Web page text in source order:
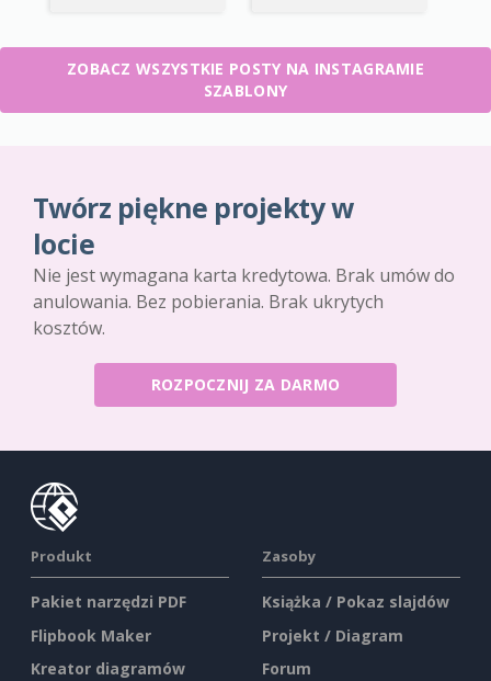
ZOBACZ WSZYSTKIE POSTY NA INSTAGRAMIE
SZABLONY
Twórz piękne projekty w
locie
Nie jest wymagana karta kredytowa. Brak umów do
anulowania. Bez pobierania. Brak ukrytych
kosztów.
ROZPOCZNIJ ZA DARMO
Produkt
Pakiet narzędzi PDF
Flipbook Maker
Kreator diagramów
Zasoby
Książka / Pokaz slajdów
Projekt / Diagram
Forum